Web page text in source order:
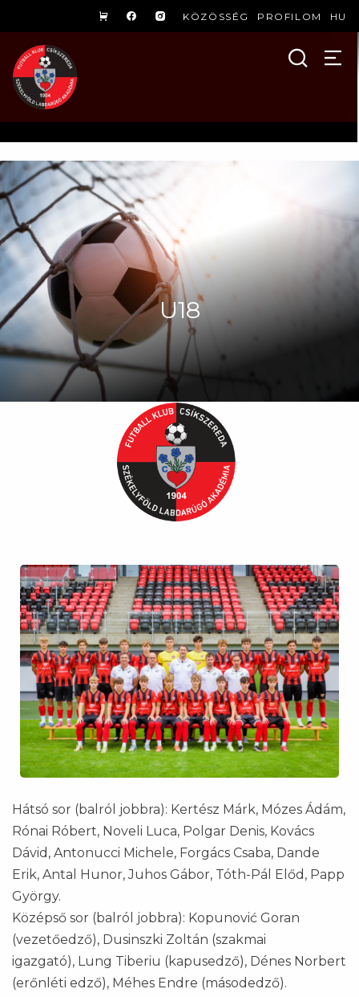
KÖZÖSSÉG PROFILOM HU
U18
Hátsó sor (balról jobbra): Kertész Márk, Mózes Ádám,
Rónai Róbert, Noveli Luca, Polgar Denis, Kovács
Dávid, Antonucci Michele, Forgács Csaba, Dande
Erik, Antal Hunor, Juhos Gábor, Tóth-Pál Előd, Papp
György.
Középső sor (balról jobbra): Kopunović Goran
(vezetőedző), Dusinszki Zoltán (szakmai
igazgató), Lung Tiberiu (kapusedző), Dénes Norbert
(erőnléti edző), Méhes Endre (másodedző).